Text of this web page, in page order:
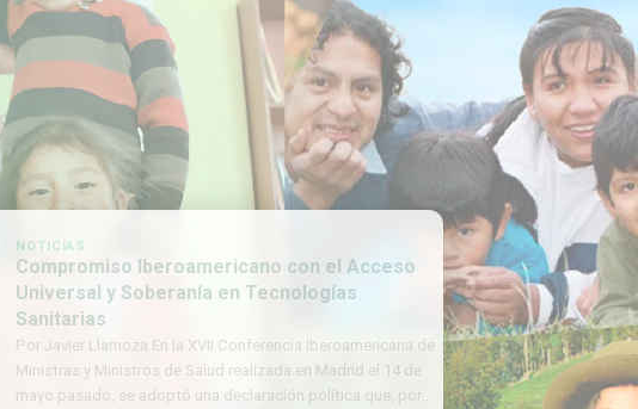
NOTICIAS
Compromiso Iberoamericano con el Acceso
Universal y Soberanía en Tecnologías
Sanitarias
Por Javier Llamoza En la XVII Conferencia Iberoamericana de
Ministras y Ministros de Salud realizada en Madrid el 14 de
mayo pasado, se adoptó una declaración política que, por